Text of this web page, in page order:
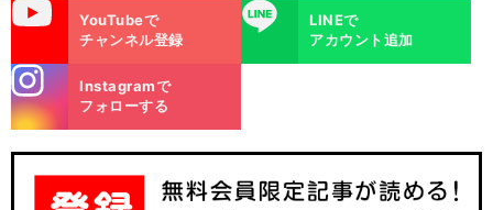
YouTubeで
チャンネル登録
LINE
LINEで
アカウント追加
m
Instagramで
フォローする